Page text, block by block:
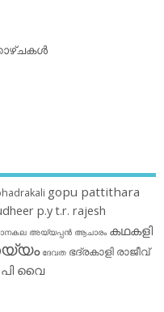
gopu pattithara
p.yt.r. rajesh
അയ്യപ്പന്‍ ആചാരം കഥകളി
ദേവത ഭദ്രകാളി രാജീവ്
വൈ